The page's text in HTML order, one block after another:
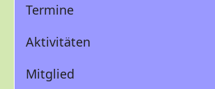
Termine
Aktivitäten
Mitglied